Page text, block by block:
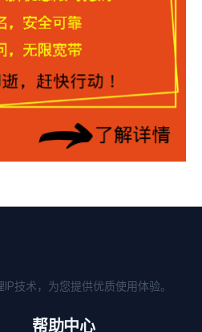
技术，为您提供优质使用体验。
帮助中心